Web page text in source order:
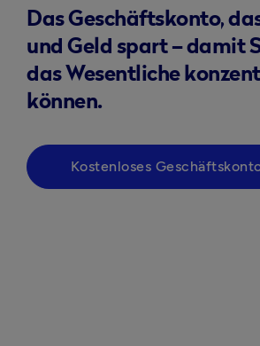
Das Geschäftskonto,
und Geld spart – damit
das Wesentliche
können.
Kostenloses